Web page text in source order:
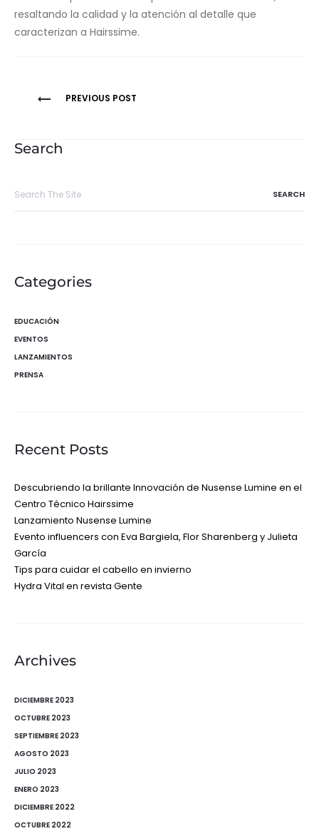
resaltando la calidad y la atención al detalle que
caracterizan a Hairssime.
Navegación
entradas
PREVIOUS POST
Search
Categories
EDUCACIÓN
EVENTOS
LANZAMIENTOS
PRENSA
Recent Posts
Descubriendo la brillante Innovación de Nusense Lumine en el
Centro Técnico Hairssime
Lanzamiento Nusense Lumine
Evento influencers con Eva Bargiela, Flor Sharenberg y Julieta
García
Tips para cuidar el cabello en invierno
Hydra Vital en revista Gente
Archives
DICIEMBRE 2023
OCTUBRE 2023
SEPTIEMBRE 2023
AGOSTO 2023
JULIO 2023
ENERO 2023
DICIEMBRE 2022
OCTUBRE 2022